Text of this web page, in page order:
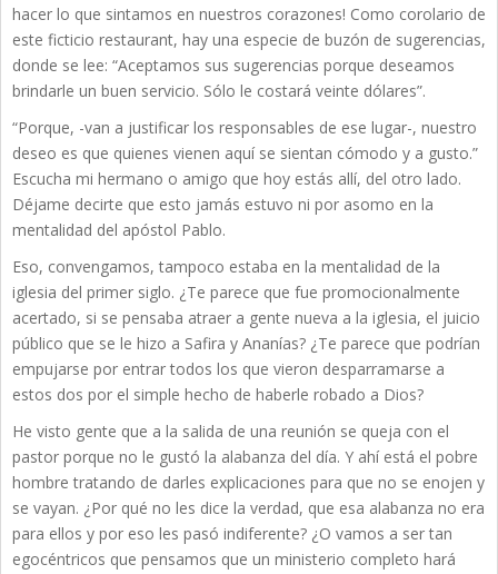
hacer lo que sintamos en nuestros corazones! Como corolario de
este ficticio restaurant, hay una especie de buzón de sugerencias,
donde se lee: “Aceptamos sus sugerencias porque deseamos
brindarle un buen servicio. Sólo le costará veinte dólares”.
“Porque, -van a justificar los responsables de ese lugar-, nuestro
deseo es que quienes vienen aquí se sientan cómodo y a gusto.”
Escucha mi hermano o amigo que hoy estás allí, del otro lado.
Déjame decirte que esto jamás estuvo ni por asomo en la
mentalidad del apóstol Pablo.
Eso, convengamos, tampoco estaba en la mentalidad de la
iglesia del primer siglo. ¿Te parece que fue promocionalmente
acertado, si se pensaba atraer a gente nueva a la iglesia, el juicio
público que se le hizo a Safira y Ananías? ¿Te parece que podrían
empujarse por entrar todos los que vieron desparramarse a
estos dos por el simple hecho de haberle robado a Dios?
He visto gente que a la salida de una reunión se queja con el
pastor porque no le gustó la alabanza del día. Y ahí está el pobre
hombre tratando de darles explicaciones para que no se enojen y
se vayan. ¿Por qué no les dice la verdad, que esa alabanza no era
para ellos y por eso les pasó indiferente? ¿O vamos a ser tan
egocéntricos que pensamos que un ministerio completo hará